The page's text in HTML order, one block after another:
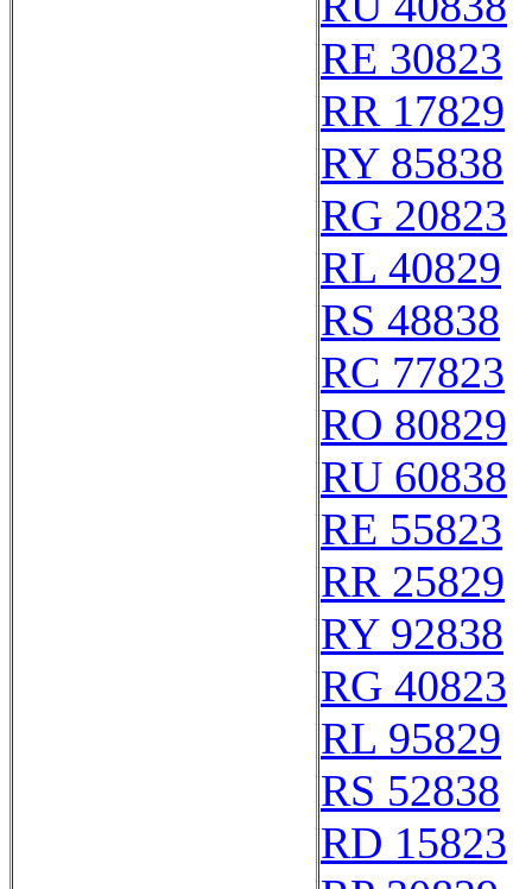
RE 30823
RR 17829
RY 85838
RG 20823
RL 40829
RS 48838
RC 77823
RO 80829
RU 60838
RE 55823
RR 25829
RY 92838
RG 40823
RL 95829
RS 52838
RD 15823